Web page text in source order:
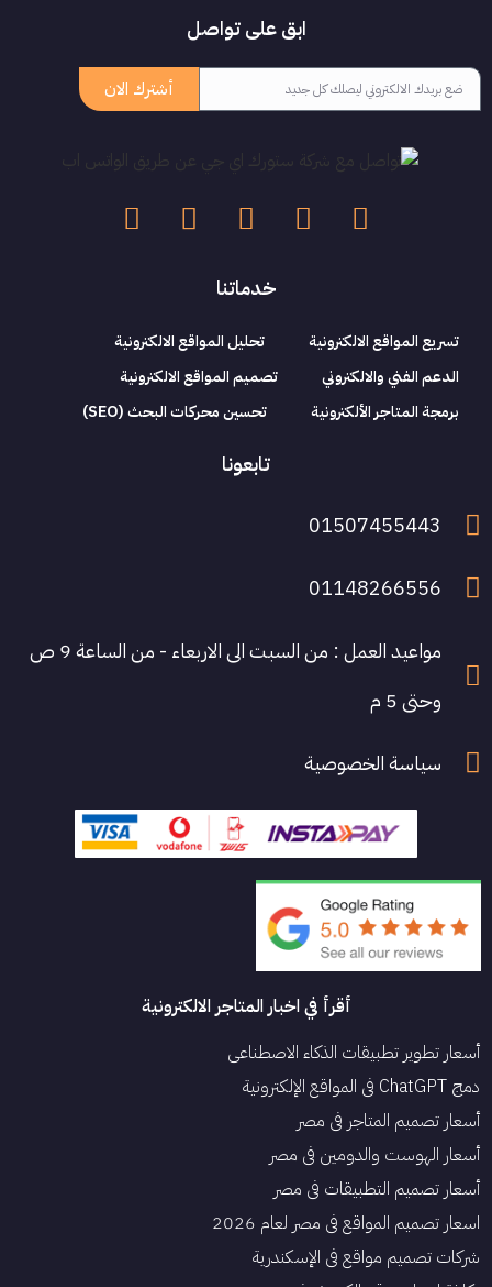
ابق على تواصل
أشترك الان
خدماتنا
تسريع المواقع الالكترونية
تحليل المواقع الالكترونية
الدعم الفني والالكتروني
تصميم المواقع الالكترونية
برمجة المتاجر الألكترونية
تحسين محركات البحث (SEO)
تابعونا
01507455443
01148266556
مواعيد العمل : من السبت الى الاربعاء - من الساعة 9 ص
وحتى 5 م
سياسة الخصوصية
أقرأ في اخبار المتاجر الالكترونية
أسعار تطوير تطبيقات الذكاء الاصطناعي
دمج ChatGPT في المواقع الإلكترونية
أسعار تصميم المتاجر في مصر
أسعار الهوست والدومين في مصر
أسعار تصميم التطبيقات في مصر
اسعار تصميم المواقع في مصر لعام 2026
شركات تصميم مواقع في الإسكندرية